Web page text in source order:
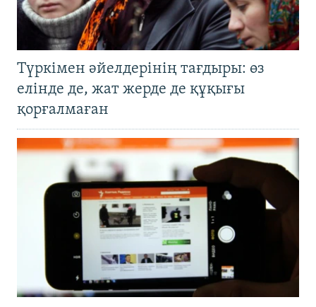
Түркімен әйелдерінің тағдыры: өз
елінде де, жат жерде де құқығы
қорғалмаған